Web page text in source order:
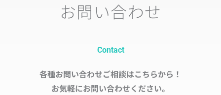
お問い合わせ
Contact
各種お問い合わせご相談はこちらから！
お気軽にお問い合わせください。